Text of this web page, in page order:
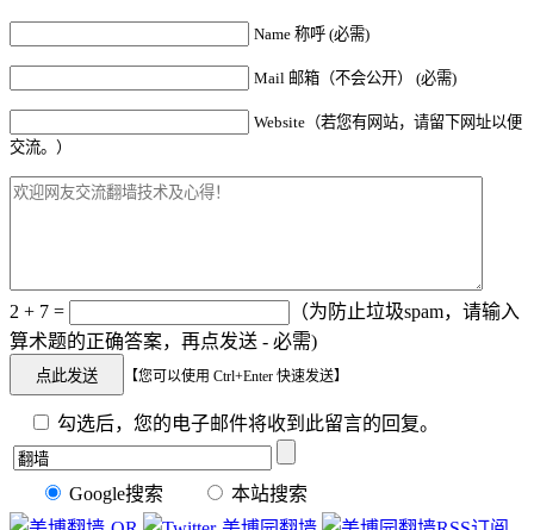
Name 称呼 (必需)
Mail 邮箱（不会公开） (必需)
Website（若您有网站，请留下网址以便
交流。）
2 + 7 =
（为防止垃圾spam，请输入
算术题的正确答案，再点发送 - 必需)
【您可以使用 Ctrl+Enter 快速发送】
勾选后，您的电子邮件将收到此留言的回复。
Google搜索 本站搜索